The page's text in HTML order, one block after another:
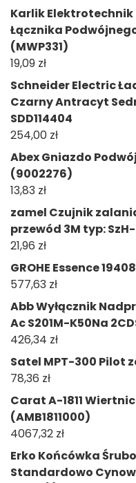
Karlik
Łącznika
(MWP331)
19,09 zł
Schneider Electric
Czarny Antracyt
SDD114404
254,00 zł
Abex Gniazdo
(9002276)
13,83 zł
zamel Czujnik
przewód 3M typ:
21,96 zł
GROHE Essence
577,63 zł
Abb Wyłącznik
Ac S201M-K50Na
426,34 zł
Satel MPT-300 Pilot
78,36 zł
Carat A-1811
(AMB1811000)
4067,32 zł
Erko Końcówka
Standardowo